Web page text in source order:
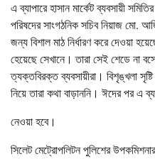
এ ব্যাপারে হাসান মার্কেট ব্যবসায়ী
পরিষদের সাংগঠনিক সচিব নিয়াজ মো.
জন্য বিশাল মাঠ নির্ধারণ করে দেওয়া
হেয়েছে সেখানে। তারা সেই শেডে না
ত্যক্তবিরক্ত ব্যবসায়ীরা। বিশৃঙ্খলা
নিয়ে তারা কথা বাড়াননি। ঈদের পর এ
নেওয়া হবে।
সিলেট মেট্রোপলিটন পুলিশের